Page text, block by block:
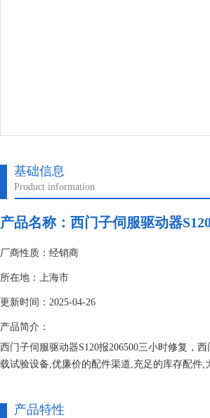
基础信息
Product information
产品名称： 西门子伺服驱动器
厂商性质：经销商
所在地：上海市
更新时间：2025-04-26
产品简介：
西门子伺服驱动器S120报206500三小时修复，
载试验设备,优廉价的配件渠道,充足的库存配件
产品特性